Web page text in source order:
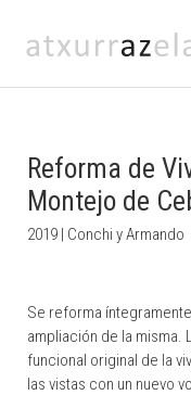
Reforma de
Montejo de
2019 | Conchi y Armando
Se reforma
ampliación de la misma.
funcional original de la
las vistas con un nuevo